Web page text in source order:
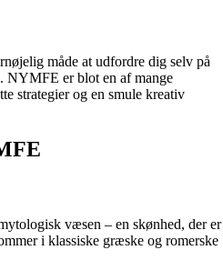
måde at udfordre dig selv på
NYMFE er blot en af mange
strategier og en smule kreativ
væsen – en skønhed, der er
i klassiske græske og romerske